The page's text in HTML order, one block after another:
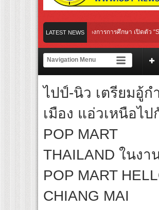
LATEST NEWS
เปิดเกมใหม่ในวงการการศึกษา เปิดตัว “SCA PLUS”
อดการลงทุนในธุรกิจการศึกษากว่า
เส้นทางจาการ์ตา-กรุงเทพฯ เสริม Air
รกของไทย เตรียมเดบิวต์ลงซีรีย์แนวตั้ง พร้อมเขย่าวงการ
ซิงเกิลใหม่ “Your Candy” พร้อมเสิร์ฟ MV สดใส ได้ “ต้าเ
ญ่า” ปลุกกระแส ผิวโชกุ ผิวโชว์ได้ ตอบโจทย์คนรุ่นใหม่
เปิดเกมใหม่ในวงการการศึกษา เปิดตัว “SCA PLUS”
อดการลงทุนในธุรกิจการศึกษากว่า
ไปป์-นิว เตรียมอู้กำ
เมือง แอ่วเหนือไป
POP MART
THAILAND ในงา
POP MART
CHIANG MAI